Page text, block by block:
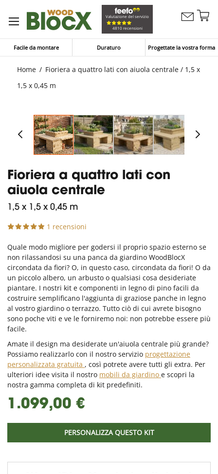
Valutazione del servizio
4810 recensioni
Contattaci
Facile da montare Duraturo Progettate la vostra forma
Home
Fioriera a quattro lati con aiuola centrale / 1,5 x
1,5 x 0,45 m
Fioriera a quattro lati con
aiuola centrale
1,5 x 1,5 x 0,45 m
1 recensioni
Quale modo migliore per godersi il proprio spazio esterno se
non rilassandosi su una panca da giardino WoodBlocX
circondata da fiori? O, in questo caso, circondata da fiori! O da
un piccolo albero, un arbusto o qualsiasi cosa desideriate
piantare. I nostri kit e componenti in legno di pino facili da
costruire semplificano l'aggiunta di graziose panche in legno
al vostro giardino o terrazzo. Tutto ciò di cui avrete bisogno
sono poche viti e ve le forniremo noi: non potrebbe essere più
facile.
Amate il design ma desiderate un'aiuola centrale più grande?
Possiamo realizzarlo con il nostro servizio progettazione
personalizzata gratuita , così potrete avere tutti gli extra. Per
ulteriori idee visita il nostro mobili da giardino e scopri la
nostra gamma completa di kit predefiniti.
1.099,00 €
PERSONALIZZA QUESTO KIT